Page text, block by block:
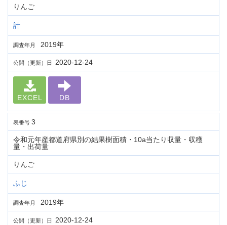
りんご
計
調査年月 2019年
公開（更新）日 2020-12-24
EXCEL DB
表番号 3
令和元年産都道府県別の結果樹面積・10a当たり収量・収穫
量・出荷量
りんご
ふじ
調査年月 2019年
公開（更新）日 2020-12-24